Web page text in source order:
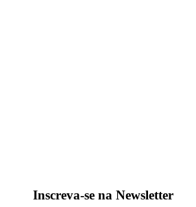
Inscreva-se na Newsletter